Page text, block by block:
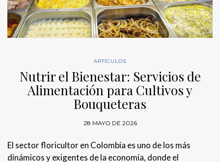
ARTÍCULOS
Nutrir el Bienestar: Servicios de
Alimentación para Cultivos y
Bouqueteras
28 MAYO DE 2026
El sector floricultor en Colombia es uno de los más
dinámicos y exigentes de la economía, donde el